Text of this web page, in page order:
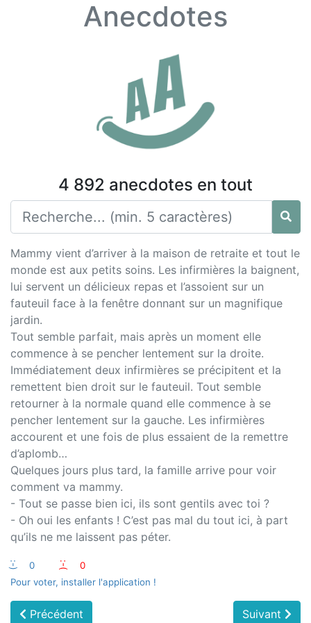
Anecdotes
4 892 anecdotes en tout
Mammy vient d’arriver à la maison de retraite et tout le
monde est aux petits soins. Les infirmières la baignent,
lui servent un délicieux repas et l’assoient sur un
fauteuil face à la fenêtre donnant sur un magnifique
jardin.
Tout semble parfait, mais après un moment elle
commence à se pencher lentement sur la droite.
Immédiatement deux infirmières se précipitent et la
remettent bien droit sur le fauteuil. Tout semble
retourner à la normale quand elle commence à se
pencher lentement sur la gauche. Les infirmières
accourent et une fois de plus essaient de la remettre
d’aplomb…
Quelques jours plus tard, la famille arrive pour voir
comment va mammy.
- Tout se passe bien ici, ils sont gentils avec toi ?
- Oh oui les enfants ! C’est pas mal du tout ici, à part
qu’ils ne me laissent pas péter.
:-) 0 :-(
0
Pour voter, installer l'application !
Précédent Suivant